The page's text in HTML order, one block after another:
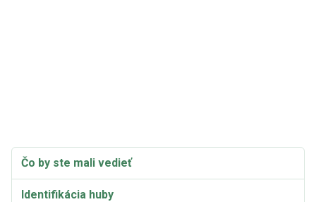
Čo by ste mali vedieť
Identifikácia huby